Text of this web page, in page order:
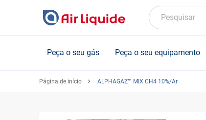
Pesquisar
Peça o seu gás Peça o seu equipamento
Página de início ALPHAGAZ™ MIX CH4 10%/Ar